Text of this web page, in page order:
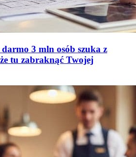
darmo 3 mln osób szuka z
tu zabraknąć Twojej